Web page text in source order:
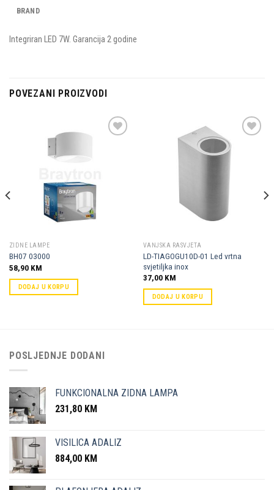
BRAND
Integriran LED 7W. Garancija 2 godine
POVEZANI PROIZVODI
ZIDNE LAMPE
BH07 03000
58,90 KM
DODAJ U KORPU
VANJSKA RASVJETA
LD-TIAGOGU10D-01 Led vrtna
svjetiljka inox
37,00 KM
DODAJ U KORPU
POSLJEDNJE DODANI
FUNKCIONALNA ZIDNA LAMPA
231,80 KM
VISILICA ADALIZ
884,00 KM